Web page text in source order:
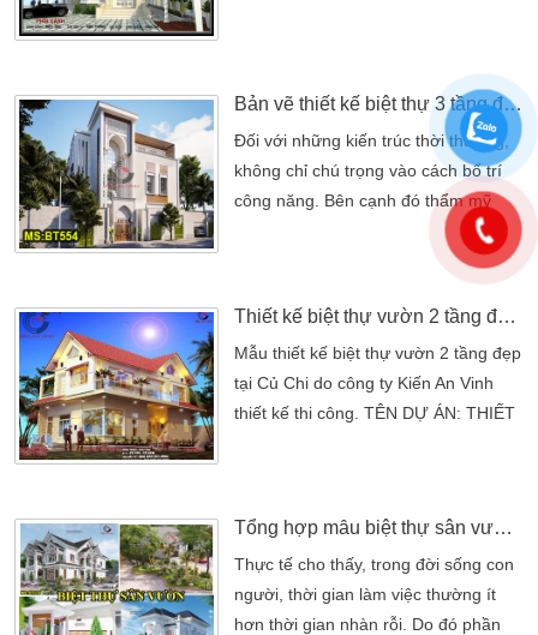
như sau:Tầng trệt gồm: Một nhà xe,
một phòng ngủ, một bếp ăn, một
phòng khách, sân trước và sân
sau.Tầng một gồm: 4 phòng […]
Bản vẽ thiết kế biệt thự 3 tầng đẹp kiểu dáng độc đáo
Đối với những kiến trúc thời thượng,
không chỉ chú trọng vào cách bố trí
công năng. Bên cạnh đó thẩm mỹ
công trình, từ cách bố trí hình khối
đến cách sử dụng tông màu. Tất cả
mỹ quan chung của kiến trúc. Đặc
biệt đối với các công trình biệt thự
ngày nay. Là bộ mặt, là điều giúp gia
chủ khẳng định vị thế, […]
Thiết kế biệt thự vườn 2 tầng đẹp tại Củ Chi
Mẫu thiết kế biệt thự vườn 2 tầng đẹp
tại Củ Chi do công ty Kiến An Vinh
thiết kế thi công. TÊN DỰ ÁN: THIẾT
kế biệt thự vườnPhong cách thiết kế:
Hiện đại.THIẾT KẾ THI
CÔNG: CÔNG TY TNHH THIẾT KẾ
NHÀ KIẾN AN VINH Câu hỏi: Tôi có
Tổng hợp mẫu biệt thự sân vườn thiết kế ấn tượng đẹp nhất Việt Nam
Thực tế cho thấy, trong đời sống con
người, thời gian làm việc thường ít
hơn thời gian nhàn rỗi. Do đó phần